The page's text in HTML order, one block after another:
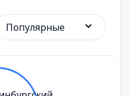
Популярные